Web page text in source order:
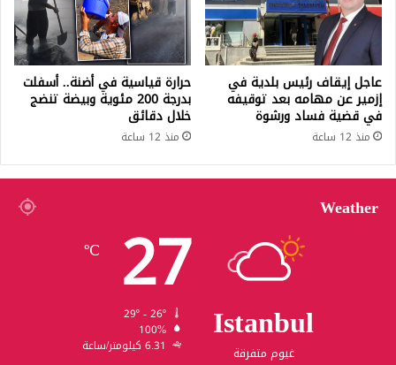
عاجل إيقاف رئيس بلدية في
إزمير عن مهامه بعد توقيفه
في قضية فساد ورشوة
منذ 12 ساعة
حرارة قياسية في أضنة.. أسفلت
بدرجة 200 مئوية وبيضة تنضج
خلال دقائق
منذ 12 ساعة
Weather
Istanbul
غيوم متفرقة
27
℃
100%
6.31 كيلومتر/ساعة